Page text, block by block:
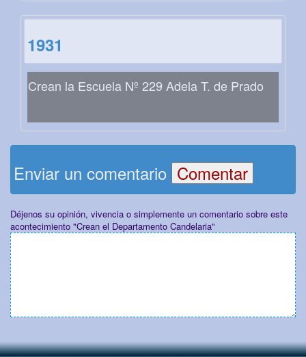
1931
Crean la Escuela Nº 229 Adela T. de Prado
Enviar un comentario
Déjenos su opinión, vivencia o simplemente un comentario sobre este
acontecimiento "Crean el Departamento Candelaria"